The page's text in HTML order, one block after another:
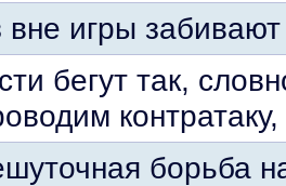
вне игры
бегут так,
борьба